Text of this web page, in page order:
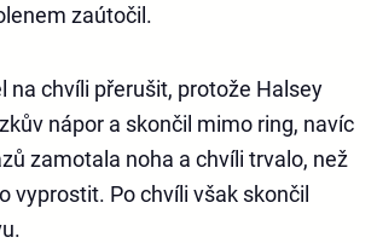
zaútočil.
na chvíli přerušit, protože Halsey
nápor a skončil mimo ring, navíc
zamotala noha a chvíli trvalo, než
vyprostit. Po chvíli však skončil